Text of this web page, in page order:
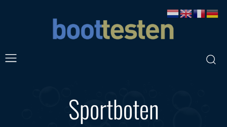
Sportboten